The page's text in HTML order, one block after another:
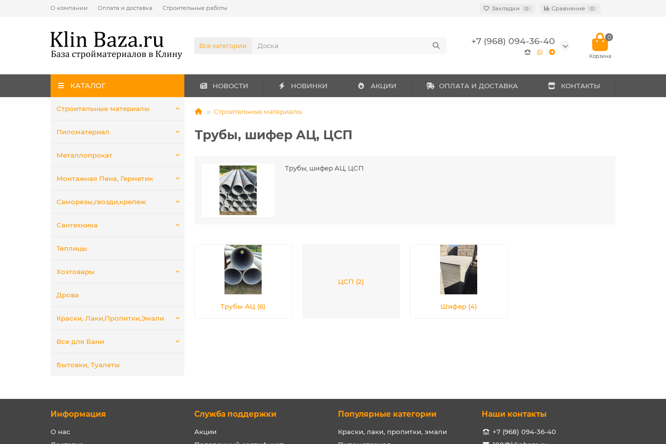
О компании Оплата и доставка Строительные работы Закладки 0 Сравнение 0
Все категории +7 (968) 094-36-40 0
КАТАЛОГ
Строительные материалы
Пиломатериал
Металлопрокат
Монтажная Пена, Герметик
Саморезы,гвозди,крепеж
Сантехника
Теплицы
Хозтовары
Дрова
Краски, Лаки,Пропитки,Эмали
Все для Бани
Бытовки, Туалеты
НОВОСТИ НОВИНКИ АКЦИИ ОПЛАТА И ДОСТАВКА КОНТАКТЫ
Строительные материалы
Трубы, шифер АЦ, ЦСП
Трубы, шифер АЦ, ЦСП
Трубы АЦ (6)
ЦСП (2)
Шифер (4)
Информация
О нас
Служба поддержки
Акции
Популярные категории
Краски, лаки, пропитки, эмали
Наши контакты
+7 (968) 094-36-40